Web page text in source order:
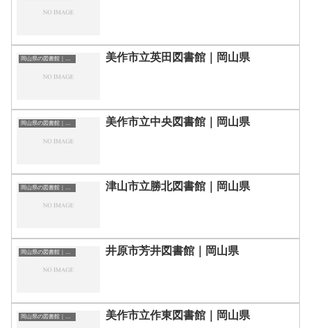
岡山県の図書館｜勉強できる場所 美作市立英田図書館｜岡山県
岡山県の図書館｜勉強できる場所 美作市立中央図書館｜岡山県
岡山県の図書館｜勉強できる場所 津山市立勝北図書館｜岡山県
井原市芳井図書館｜岡山県
美作市立作東図書館｜岡山県